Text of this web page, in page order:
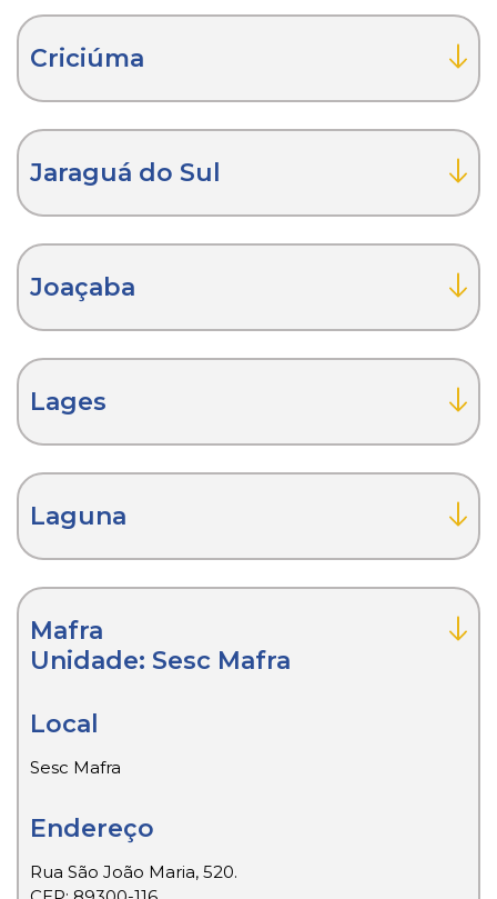
Criciúma
Jaraguá do Sul
Joaçaba
Lages
Laguna
Mafra
Unidade: Sesc Mafra
Local
Sesc Mafra
Endereço
Rua São João Maria, 520.